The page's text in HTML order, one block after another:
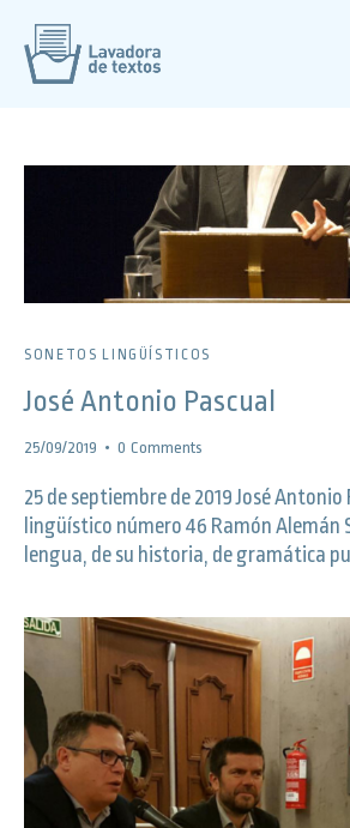
SONETOS LINGÜÍSTICOS
José Antonio Pascual
25/09/2019 0 Comments
25 de septiembre de 2019 José
lingüístico número 46 Ramón Alemán
lengua, de su historia, de gramática